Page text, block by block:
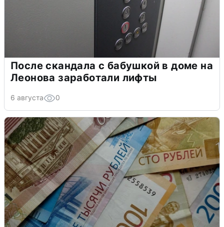
После скандала с бабушкой в доме на
Леонова заработали лифты
6 августа 0